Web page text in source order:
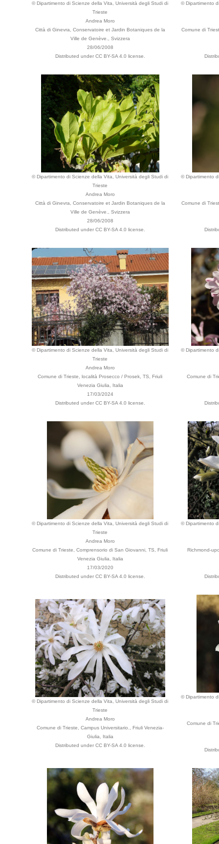
© Dipartimento di Scienze della Vita, Università degli Studi di
Trieste
Andrea Moro
Città di Ginevra, Conservatoire et Jardin Botaniques de la
Ville de Genève., Svizzera
28/06/2008
Distributed under CC BY-SA 4.0 license.
© Dipartimento
Comune di
© Dipartimento di Scienze della Vita, Università degli Studi di
Trieste
Andrea Moro
Città di Ginevra, Conservatoire et Jardin Botaniques de la
Ville de Genève., Svizzera
28/06/2008
Distributed under CC BY-SA 4.0 license.
© Dipartimento
Comune di
© Dipartimento di Scienze della Vita, Università degli Studi di
Trieste
Andrea Moro
Comune di Trieste, località Prosecco / Prosek, TS, Friuli
Venezia Giulia, Italia
17/03/2024
Distributed under CC BY-SA 4.0 license.
© Dipartimento
Comune di
© Dipartimento di Scienze della Vita, Università degli Studi di
Trieste
Andrea Moro
Comune di Trieste, Comprensorio di San Giovanni, TS, Friuli
Venezia Giulia, Italia
17/03/2020
Distributed under CC BY-SA 4.0 license.
© Dipartimento
Richmond-
© Dipartimento di Scienze della Vita, Università degli Studi di
Trieste
Andrea Moro
Comune di Trieste, Campus Universitario., Friuli Venezia-
Giulia, Italia
Distributed under CC BY-SA 4.0 license.
© Dipartimento
Comune di